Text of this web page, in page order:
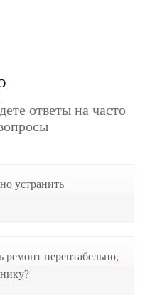
ответы на часто
устранить
ремонт нерентабельно,